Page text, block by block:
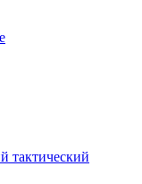
тактический